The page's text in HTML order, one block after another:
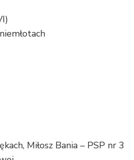
Miłosz Bania – PSP nr 3